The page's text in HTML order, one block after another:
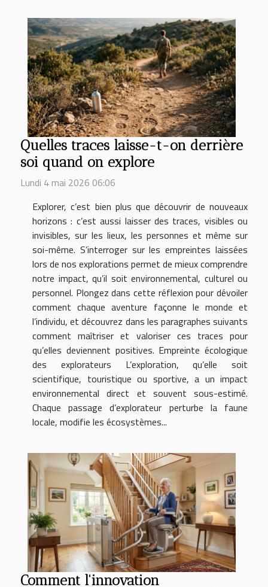
Quelles traces laisse-t-on derrière
soi quand on explore
Lundi 4 mai 2026 06:06
Explorer, c’est bien plus que découvrir de nouveaux
horizons : c’est aussi laisser des traces, visibles ou
invisibles, sur les lieux, les personnes et même sur
soi-même. S’interroger sur les empreintes laissées
lors de nos explorations permet de mieux comprendre
notre impact, qu’il soit environnemental, culturel ou
personnel. Plongez dans cette réflexion pour dévoiler
comment chaque aventure façonne le monde et
l’individu, et découvrez dans les paragraphes suivants
comment maîtriser et valoriser ces traces pour
qu’elles deviennent positives. Empreinte écologique
des explorateurs L’exploration, qu’elle soit
scientifique, touristique ou sportive, a un impact
environnemental direct et souvent sous-estimé.
Chaque passage d’explorateur perturbe la faune
locale, modifie les écosystèmes...
Comment l'innovation